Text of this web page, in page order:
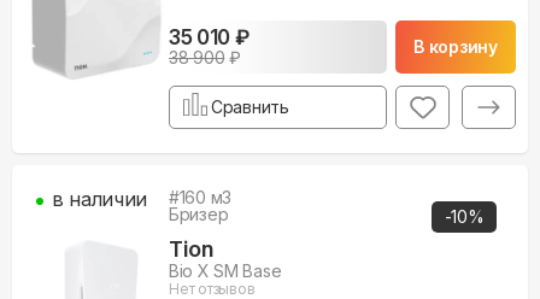
35 010 ₽
38 900₽
В корзину
Сравнить
-10%
#160 м3
Бризер
Tion
Bio X SM Base
Нет отзывов
в наличии